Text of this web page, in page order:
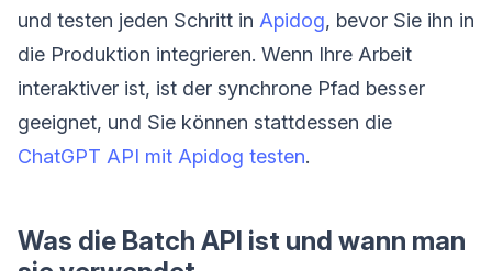
und testen jeden Schritt in Apidog, bevor Sie ihn in
die Produktion integrieren. Wenn Ihre Arbeit
interaktiver ist, ist der synchrone Pfad besser
geeignet, und Sie können stattdessen die
ChatGPT API mit Apidog testen.
Was die Batch API ist und wann man